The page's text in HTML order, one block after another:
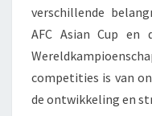
verschillende
AFC Asian Cup en
competities is van
de ontwikkeling en